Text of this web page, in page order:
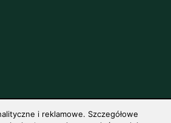
i reklamowe. Szczegółowe